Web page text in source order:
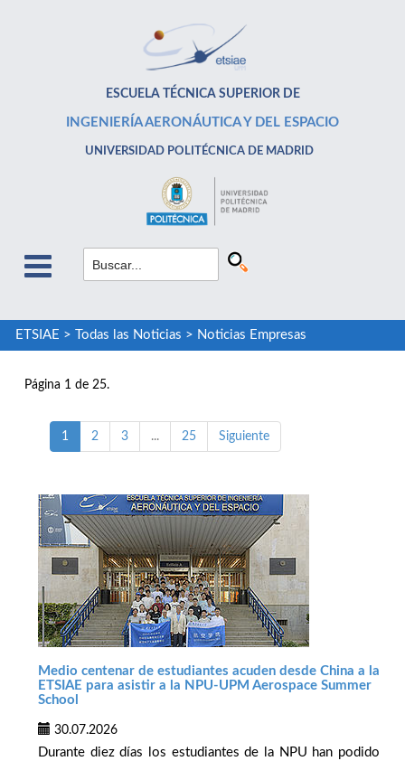
ESCUELA TÉCNICA SUPERIOR DE
INGENIERÍA AERONÁUTICA Y DEL ESPACIO
UNIVERSIDAD POLITÉCNICA DE MADRID
ETSIAE > Todas las Noticias > Noticias Empresas
Página 1 de 25.
1 2 3 ... 25 Siguiente
Medio centenar de estudiantes acuden desde China a la
ETSIAE para asistir a la NPU-UPM Aerospace Summer
School
30.07.2026
Durante diez días los estudiantes de la NPU han podido